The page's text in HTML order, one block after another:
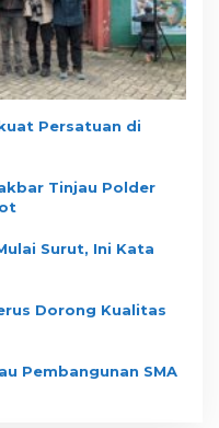
Persatuan di
Tinjau Polder
Surut, Ini Kata
Dorong Kualitas
Pembangunan SMA